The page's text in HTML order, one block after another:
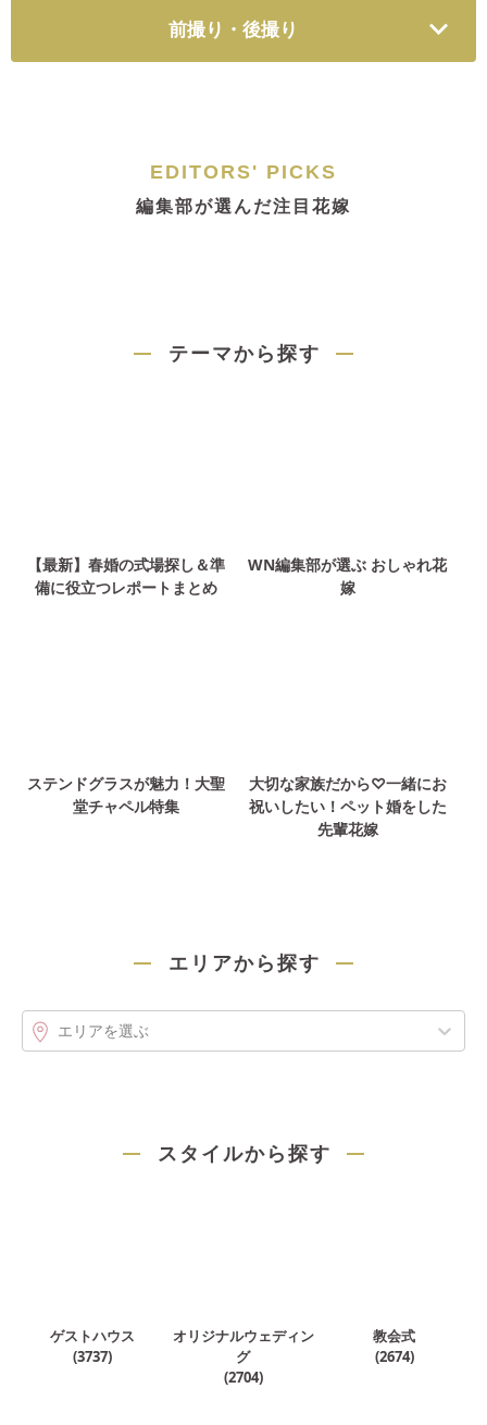
前撮り・後撮り
EDITORS' PICKS
編集部が選んだ注目花嫁
テーマから探す
【最新】春婚の式場探し＆準
備に役立つレポートまとめ
WN編集部が選ぶ おしゃれ花
嫁
ステンドグラスが魅力！大聖
堂チャペル特集
大切な家族だから♡一緒にお
祝いしたい！ペット婚をした
先輩花嫁
エリアから探す
エリアを選ぶ
スタイルから探す
ゲストハウス
(3737)
オリジナルウェディン
グ
(2704)
教会式
(2674)